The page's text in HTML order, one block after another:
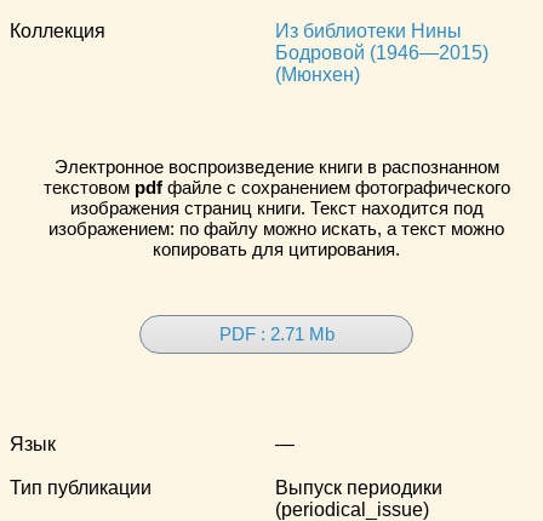
Коллекция
Из библиотеки Нины
Бодровой (1946—2015)
(Мюнхен)
Электронное воспроизведение книги в распознанном
текстовом pdfфайле с сохранением фотографического
изображения страниц книги. Текст находится под
изображением: по файлу можно искать, а текст можно
копировать для цитирования.
PDF : 2.71 Mb
Язык —
Тип публикации
Выпуск периодики
(periodical_issue)